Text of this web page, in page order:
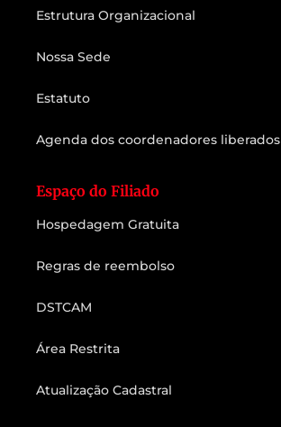
Estrutura Organizacional
Nossa Sede
Estatuto
Agenda dos coordenadores liberados
Espaço do Filiado
Hospedagem Gratuita
Regras de reembolso
DSTCAM
Área Restrita
Atualização Cadastral